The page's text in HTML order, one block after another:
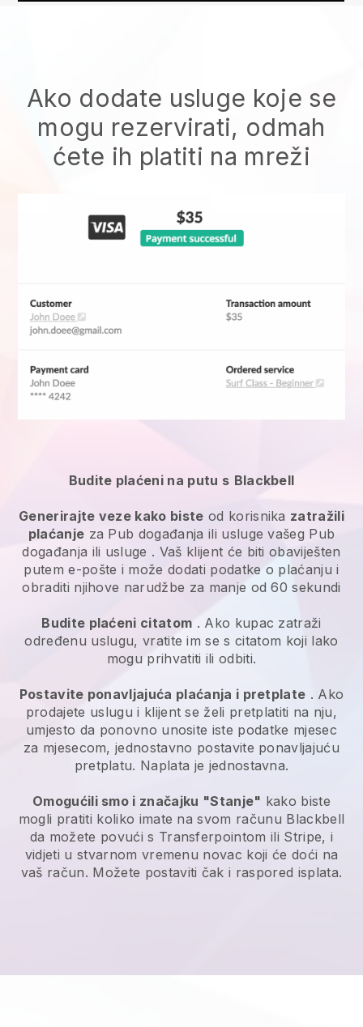
Ako dodate usluge koje se
mogu rezervirati, odmah
ćete ih platiti na mreži
Budite plaćeni na putu s Blackbell
Generirajte veze kako biste od korisnika zatražili
plaćanje za Pub događanja ili usluge vašeg Pub
događanja ili usluge . Vaš klijent će biti obaviješten
putem e-pošte i može dodati podatke o plaćanju i
obraditi njihove narudžbe za manje od 60 sekundi
Budite plaćeni citatom . Ako kupac zatraži
određenu uslugu, vratite im se s citatom koji lako
mogu prihvatiti ili odbiti.
Postavite ponavljajuća plaćanja i pretplate . Ako
prodajete uslugu i klijent se želi pretplatiti na nju,
umjesto da ponovno unosite iste podatke mjesec
za mjesecom, jednostavno postavite ponavljajuću
pretplatu. Naplata je jednostavna.
Omogućili smo i značajku "Stanje" kako biste
mogli pratiti koliko imate na svom računu Blackbell
da možete povući s Transferpointom ili Stripe, i
vidjeti u stvarnom vremenu novac koji će doći na
vaš račun. Možete postaviti čak i raspored isplata.